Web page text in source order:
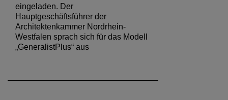
eingeladen. Der
Hauptgeschäftsführer der
Architektenkammer Nordrhein-
Westfalen sprach sich für das Modell
„GeneralistPlus“ aus